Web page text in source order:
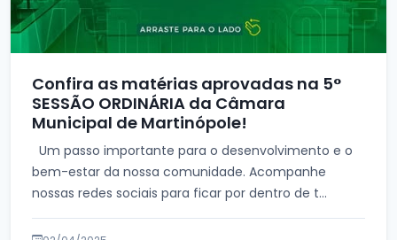
Confira as matérias aprovadas na 5°
SESSÃO ORDINÁRIA da Câmara
Municipal de Martinópole!
bem-estar da nossa comunidade. Acompanhe
nossas redes sociais para ficar por dentro de t...